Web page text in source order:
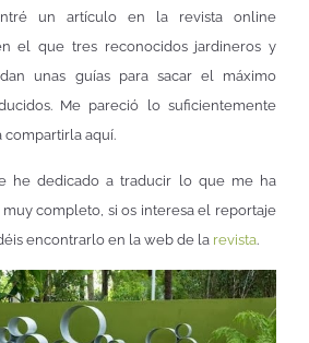
un artículo en la revista online
el que tres reconocidos jardineros y
dan unas guías para sacar el máximo
Me pareció lo suficientemente
compartirla aquí.
he dedicado a traducir lo que me ha
muy completo, si os interesa el reportaje
encontrarlo en la web de la revista.